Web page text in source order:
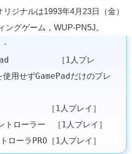
ジナルは1993年4月23日（金）
ングゲーム，WUP-PN5J。
-
［1人プレ
せずGamePadだけのプレ
［1人プレイ］
ローラー ［1人プレイ］
ローラPRO［1人プレイ］